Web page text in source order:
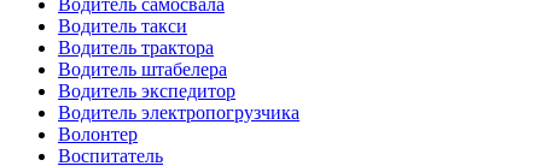
Водитель самосвала
Водитель такси
Водитель трактора
Водитель штабелера
Водитель экспедитор
Водитель электропогрузчика
Волонтер
Воспитатель